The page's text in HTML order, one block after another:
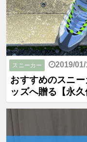
スニーカー 2019/
おすすめのスニ
ッズへ贈る【永久